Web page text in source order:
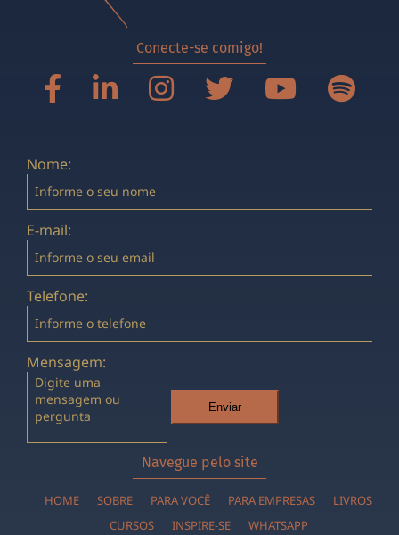
Conecte-se comigo!
Nome:
E-mail:
Telefone:
Mensagem:
Enviar
Navegue pelo site
HOME SOBRE PARA VOCÊ PARA EMPRESAS
LIVROS
CURSOS
INSPIRE-SE WHATSAPP